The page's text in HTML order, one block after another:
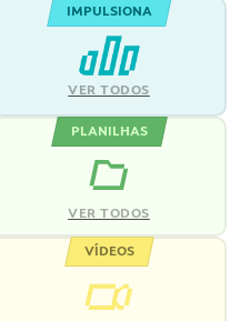
IMPULSIONA
VER TODOS
PLANILHAS
VER TODOS
VÍDEOS